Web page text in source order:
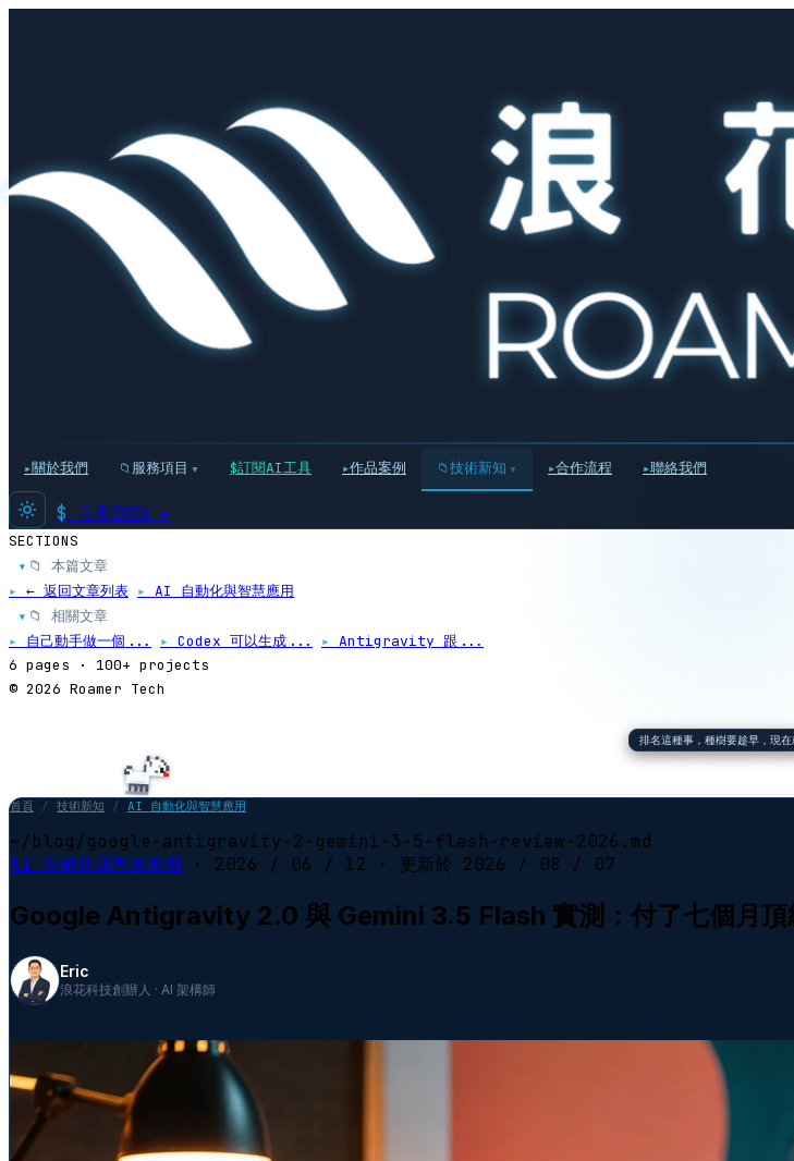
▸關於我們 📁 服務項目 ▾ $訂閱AI工具 ▸作品案例 📁技術新知 ▾ ▸合作流程 ▸聯絡我們
$ 立即諮詢 →
SECTIONS
▸📁 本篇文章
▸ ← 返回文章列表 ▸ AI 自動化與智慧應用
▸📁 相關文章
▸
自己動手做一個... ▸ Codex 可以生成... ▸ Antigravity 跟...
6 pages · 100+ projects
© 2026 Roamer Tech
排名這種事，種樹要趁早，現
首頁 / 技術新知 / AI 自動化與智慧應用
~/blog/google-antigravity-2-gemini-3-5-flash-review-2026.md
AI 自動化與智慧應用 · 2026 / 06 / 12 · 更新於 2026 / 08 / 07
Google Antigravity 2.0 與 Gemini 3.5 Flash 實測：付了七個月
Eric
浪花科技創辦人 · AI 架構師